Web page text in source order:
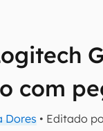
com
Dores • Editado
inteligente
do